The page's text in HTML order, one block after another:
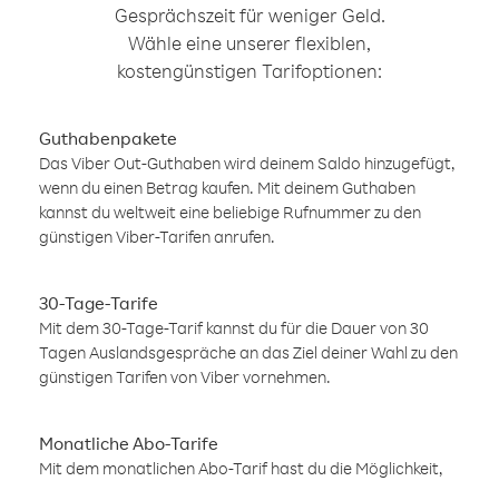
Gesprächszeit für weniger Geld.
Wähle eine unserer flexiblen,
kostengünstigen Tarifoptionen:
Guthabenpakete
Das Viber Out-Guthaben wird deinem Saldo hinzugefügt,
wenn du einen Betrag kaufen. Mit deinem Guthaben
kannst du weltweit eine beliebige Rufnummer zu den
günstigen Viber-Tarifen anrufen.
30-Tage-Tarife
Mit dem 30-Tage-Tarif kannst du für die Dauer von 30
Tagen Auslandsgespräche an das Ziel deiner Wahl zu den
günstigen Tarifen von Viber vornehmen.
Monatliche Abo-Tarife
Mit dem monatlichen Abo-Tarif hast du die Möglichkeit,